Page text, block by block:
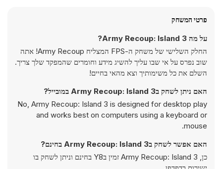
פרטי המשחק
על מה Army Recoup: Island 3?
החלק השלישי של משחק ה-FPS המצליח Army Recoup! אתה
שוב נפרס על אי שבו עליך להשיג מידע וחומרים שהמפקד שלך צריך.
השלם את כל משימותיך וצא מהאי בחיים!
האם ניתן לשחק בArmy Recoup: Island 3 במובייל?
No, Army Recoup: Island 3 is designed for desktop play
and works best on computers using a keyboard or
mouse.
האם אפשר לשחק בArmy Recoup: Island 3 בחינם?
כן, Army Recoup: Island 3 זמין בY8 בחינם וניתן לשחק בו